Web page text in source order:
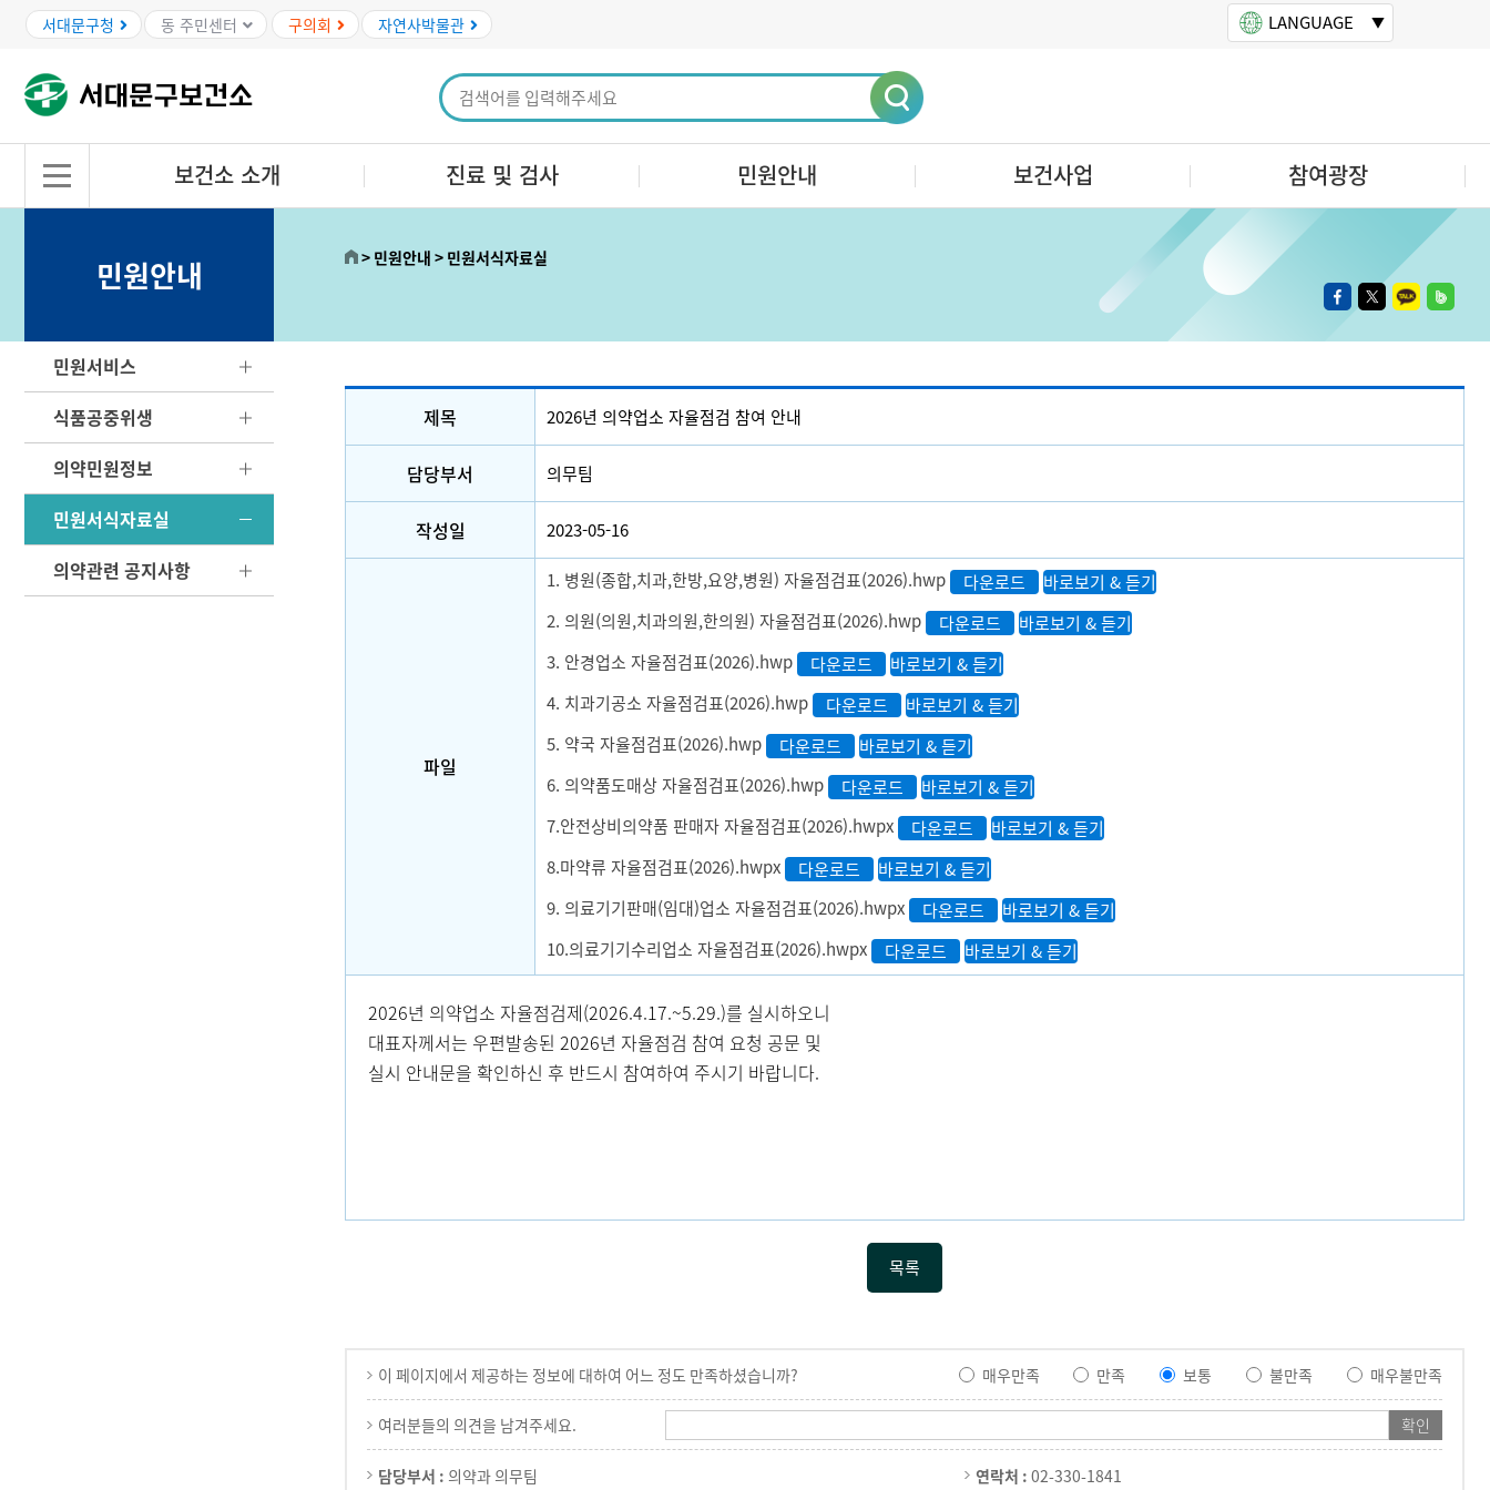
본문바로가기 LANGUAGE
서대문구청 동 주민센터 구의회 자연사박물관
보건소 소개 진료 및 검사 민원안내 보건사업 참여광장
민원안내
민원서비스
식품공중위생
의약민원정보
민원서식자료실
의약관련 공지사항
민원안내 민원서식자료실
제목 2026년 의약업소 자율점검 참여 안내
담당부서 의무팀
작성일 2023-05-16
파일
1. 병원(종합,치과,한방,요양,병원) 자율점검표(2026).hwp 다운로드
바로보기 & 듣기
2. 의원(의원,치과의원,한의원) 자율점검표(2026).hwp
다운로드
바로보기 & 듣기
3. 안경업소 자율점검표(2026).hwp
다운로드
바로보기 & 듣기
4. 치과기공소 자율점검표(2026).hwp
다운로드
바로보기 & 듣기
5. 약국 자율점검표(2026).hwp
다운로드
바로보기 & 듣기
6. 의약품도매상 자율점검표(2026).hwp
다운로드
바로보기 & 듣기
7.안전상비의약품 판매자 자율점검표(2026).hwpx
다운로드
바로보기 & 듣기
8.마약류 자율점검표(2026).hwpx
다운로드
바로보기 & 듣기
9. 의료기기판매(임대)업소 자율점검표(2026).hwpx
다운로드
바로보기 & 듣기
10.의료기기수리업소 자율점검표(2026).hwpx
다운로드 바로보기 & 듣기
2026년 의약업소 자율점검제(2026.4.17.~5.29.)를 실시하오니
대표자께서는 우편발송된 2026년 자율점검 참여 요청 공문 및
실시 안내문을 확인하신 후 반드시 참여하여 주시기 바랍니다.
목록
이 페이지에서 제공하는 정보에 대하여 어느 정도 만족하셨습니까? 매우만족 만족 보통 불만족 매우불만족
여러분들의 의견을 남겨주세요.
담당부서 : 의약과 의무팀 연락처 : 02-330-1841